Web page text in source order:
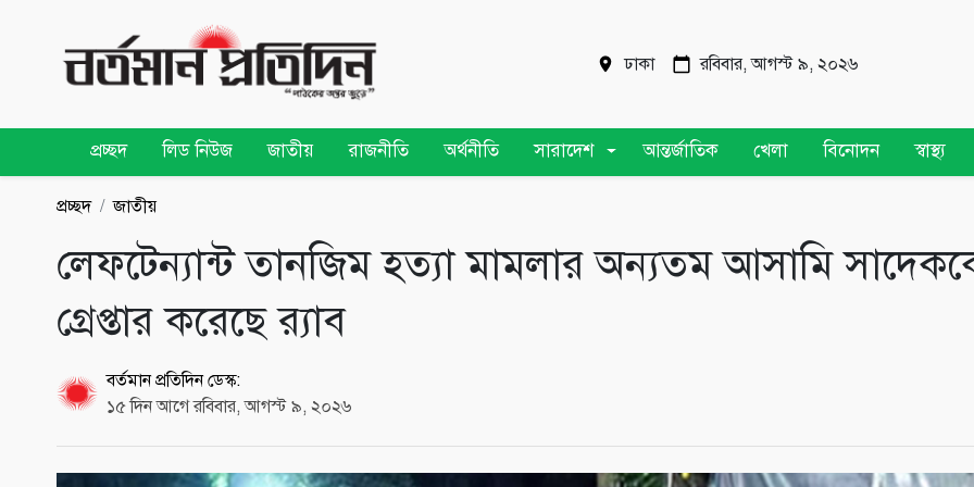
ঢাকা রবিবার, আগস্ট ৯, ২০২৬
প্রচ্ছদ লিড নিউজ জাতীয় রাজনীতি অর্থনীতি সারাদেশ আন্তর্জাতিক খেলা বিনোদন স্বাস্থ্য
প্রচ্ছদ জাতীয়
লেফটেন্যান্ট তানজিম হত্যা মামলার অন্যতম আসামি
গ্রেপ্তার করেছে র‌্যাব
বর্তমান প্রতিদিন ডেস্ক:
১৫ দিন আগে রবিবার, আগস্ট ৯, ২০২৬